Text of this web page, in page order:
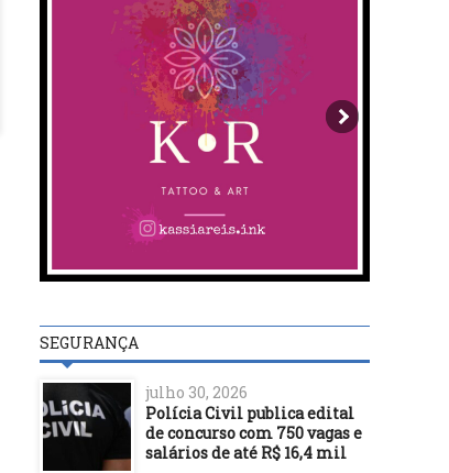
SEGURANÇA
julho 30, 2026
Polícia Civil publica edital
de concurso com 750 vagas e
salários de até R$ 16,4 mil